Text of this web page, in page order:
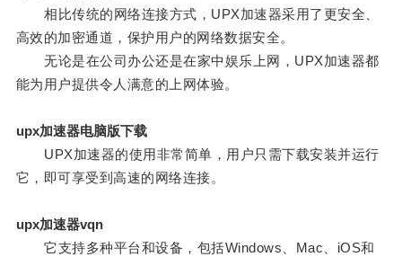
相比传统的网络连接方式，UPX加速器采用了更安全、
高效的加密通道，保护用户的网络数据安全。
无论是在公司办公还是在家中娱乐上网，UPX加速器都
能为用户提供令人满意的上网体验。
upx加速器电脑版下载
UPX加速器的使用非常简单，用户只需下载安装并运行
它，即可享受到高速的网络连接。
upx加速器vqn
它支持多种平台和设备，包括Windows、Mac、iOS和